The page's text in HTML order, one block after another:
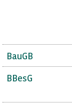
BauGB
BBesG